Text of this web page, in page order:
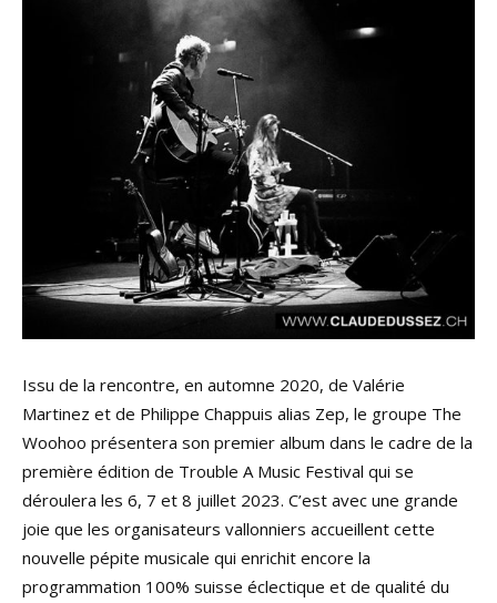
Issu de la rencontre, en automne 2020, de Valérie
Martinez et de Philippe Chappuis alias Zep, le groupe The
Woohoo présentera son premier album dans le cadre de la
première édition de Trouble A Music Festival qui se
déroulera les 6, 7 et 8 juillet 2023. C’est avec une grande
joie que les organisateurs vallonniers accueillent cette
nouvelle pépite musicale qui enrichit encore la
programmation 100% suisse éclectique et de qualité du